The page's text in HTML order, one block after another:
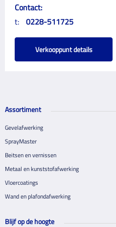
Contact:
t: 0228-511725
Verkooppunt details
Assortiment
Gevelafwerking
SprayMaster
Beitsen en vernissen
Metaal en kunststofafwerking
Vloercoatings
Wand en plafondafwerking
Blijf op de hoogte